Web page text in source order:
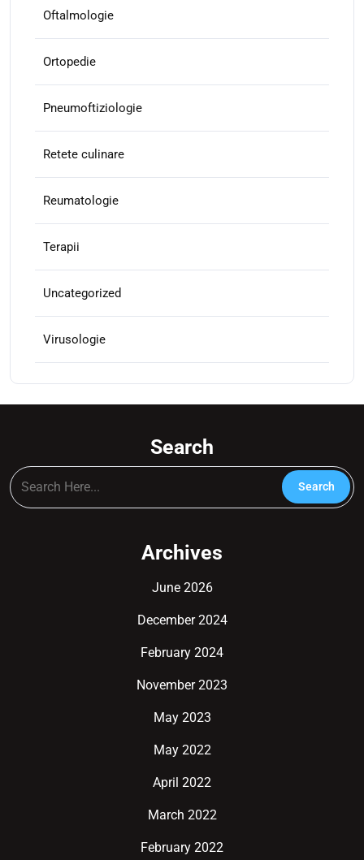
Oftalmologie
Ortopedie
Pneumoftiziologie
Retete culinare
Reumatologie
Terapii
Uncategorized
Virusologie
Search
Archives
June 2026
December 2024
February 2024
November 2023
May 2023
May 2022
April 2022
March 2022
February 2022